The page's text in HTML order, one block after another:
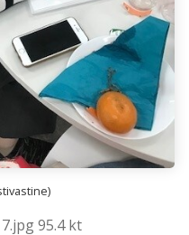
95.4 kt